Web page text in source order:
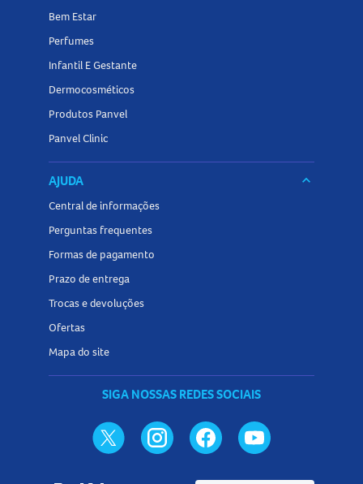
Bem Estar
Perfumes
Infantil E Gestante
Dermocosméticos
Produtos Panvel
Panvel Clinic
AJUDA keyboard_arrow_down
Central de informações
Perguntas frequentes
Formas de pagamento
Prazo de entrega
Trocas e devoluções
Ofertas
Mapa do site
SIGA NOSSAS REDES SOCIAIS